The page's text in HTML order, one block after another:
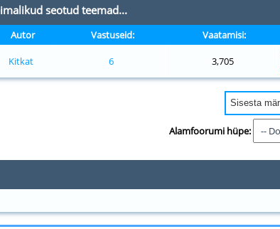
seotud teemad...
Autor Vastuseid: Vaatamisi:
Kitkat 6 3,705
Alamfoorumi hüpe: